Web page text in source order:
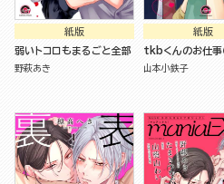
紙版
弱いトコロもまるごと全部
野萩あき
紙版
tkbくんのお仕事（
山本小鉄子